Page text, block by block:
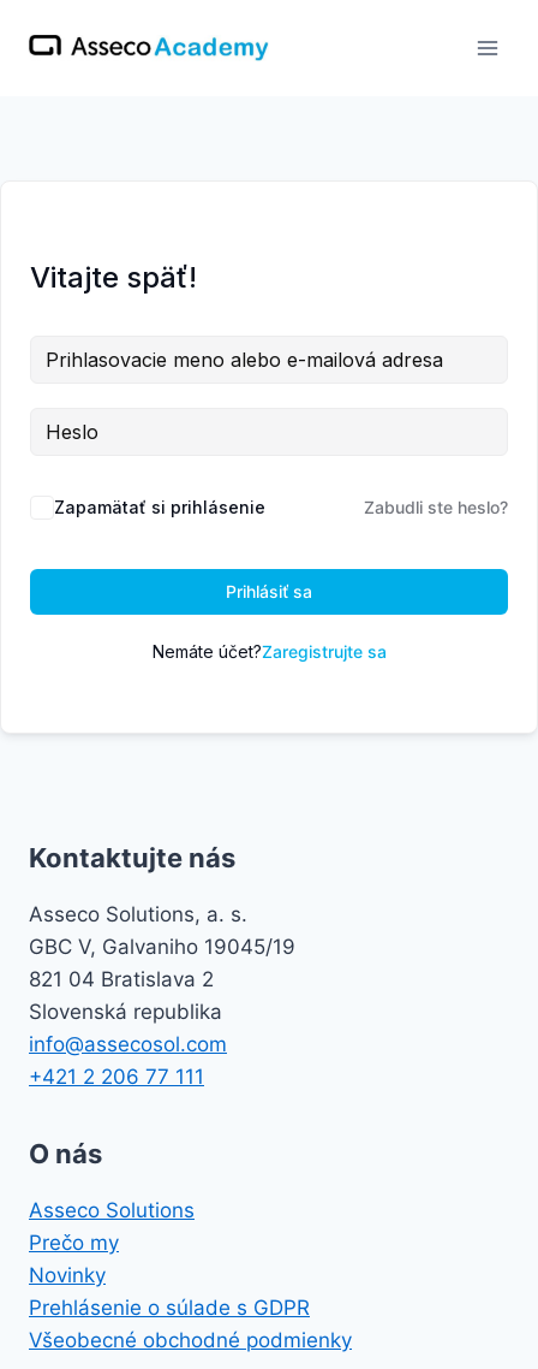
Vitajte späť!
Zapamätať si prihlásenie Zabudli ste heslo?
Prihlásiť sa
Nemáte účet?Zaregistrujte sa
Kontaktujte nás
Asseco Solutions, a. s.
GBC V, Galvaniho 19045/19
821 04 Bratislava 2
Slovenská republika
info@assecosol.com
+421 2 206 77 111
O nás
Asseco Solutions
Prečo my
Novinky
Prehlásenie o súlade s GDPR
Všeobecné obchodné podmienky